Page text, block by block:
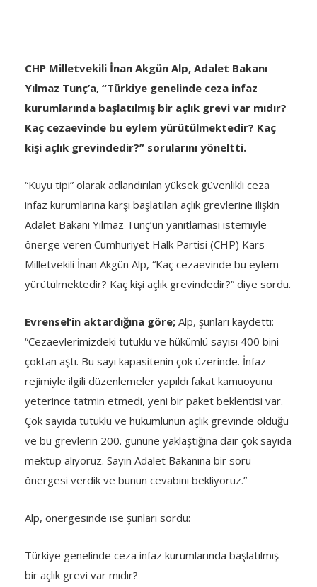
CHP Milletvekili İnan Akgün Alp, Adalet Bakanı
Yılmaz Tunç’a, “Türkiye genelinde ceza infaz
kurumlarında başlatılmış bir açlık grevi var mıdır?
Kaç cezaevinde bu eylem yürütülmektedir? Kaç
kişi açlık grevindedir?” sorularını yöneltti.
“Kuyu tipi” olarak adlandırılan yüksek güvenlikli ceza
infaz kurumlarına karşı başlatılan açlık grevlerine ilişkin
Adalet Bakanı Yılmaz Tunç’un yanıtlaması istemiyle
önerge veren Cumhuriyet Halk Partisi (CHP) Kars
Milletvekili İnan Akgün Alp, “Kaç cezaevinde bu eylem
yürütülmektedir? Kaç kişi açlık grevindedir?​” diye sordu.
Evrensel’in aktardığına göre; Alp, şunları kaydetti:
“Cezaevlerimizdeki tutuklu ve hükümlü sayısı 400 bini
çoktan aştı. Bu sayı kapasitenin çok üzerinde. İnfaz
rejimiyle ilgili düzenlemeler yapıldı fakat kamuoyunu
yeterince tatmin etmedi, yeni bir paket beklentisi var.
Çok sayıda tutuklu ve hükümlünün açlık grevinde olduğu
ve bu grevlerin 200. gününe yaklaştığına dair çok sayıda
mektup alıyoruz. Sayın Adalet Bakanına bir soru
önergesi verdik ve bunun cevabını bekliyoruz.”
Alp, önergesinde ise şunları sordu:
Türkiye genelinde ceza infaz kurumlarında başlatılmış
bir açlık grevi var mıdır?